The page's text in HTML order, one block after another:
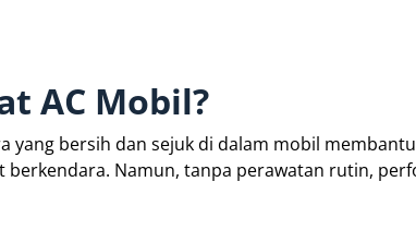
AC Mobil?
yang bersih dan sejuk di dalam mobil membantu
Namun, tanpa perawatan rutin,